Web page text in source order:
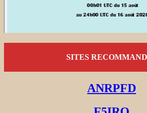
SITES
ANRPFD